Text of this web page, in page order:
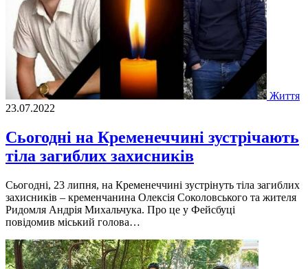
Життя
23.07.2022
Сьогодні на Кременеччині зустрічають
тіла загиблих захисників
Сьогоднi, 23 липня, на Кременеччинi зустрiнуть тiла загиблих
захисникiв – кременчанина Олексiя Соколовського та жителя
Ридомля Андрiя Михальчука. Про це у Фейсбуцi
повiдомив мiський голова…